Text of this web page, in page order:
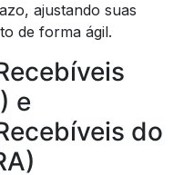
ajustando suas
de forma ágil.
e
do